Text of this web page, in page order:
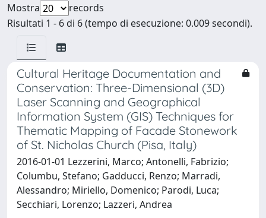
Mostra
records
Risultati 1 - 6 di 6 (tempo di esecuzione: 0.009 secondi).
Cultural Heritage Documentation and
Conservation: Three-Dimensional (3D)
Laser Scanning and Geographical
Information System (GIS) Techniques for
Thematic Mapping of Facade Stonework
of St. Nicholas Church (Pisa, Italy)
2016-01-01 Lezzerini, Marco; Antonelli, Fabrizio;
Columbu, Stefano; Gadducci, Renzo; Marradi,
Alessandro; Miriello, Domenico; Parodi, Luca;
Secchiari, Lorenzo; Lazzeri, Andrea